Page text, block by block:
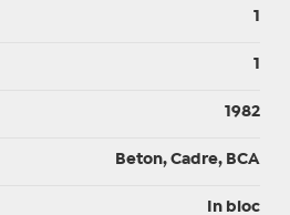
1
1
1982
Beton, Cadre, BCA
In bloc